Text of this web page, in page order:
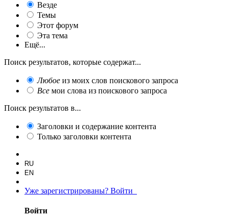
Везде
Темы
Этот форум
Эта тема
Ещё...
Поиск результатов, которые содержат...
Любое из моих слов поискового запроса
Все мои слова из поискового запроса
Поиск результатов в...
Заголовки и содержание контента
Только заголовки контента
RU
EN
Уже зарегистрированы? Войти
Войти